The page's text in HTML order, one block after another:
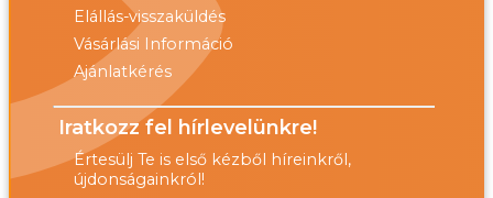
Elállás-visszaküldés
Vásárlási Információ
Ajánlatkérés
Iratkozz fel hírlevelünkre!
Értesülj Te is első kézből híreinkről,
újdonságainkról!